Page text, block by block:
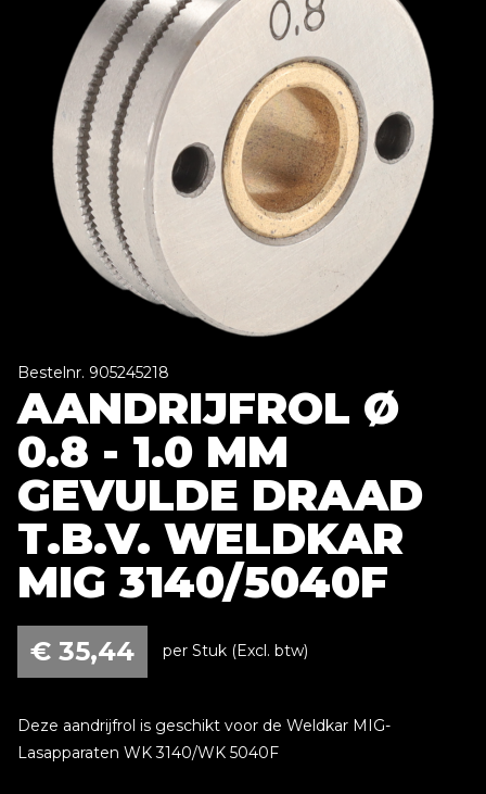
Bestelnr. 905245218
AANDRIJFROL Ø
0.8 - 1.0 MM
GEVULDE DRAAD
T.B.V. WELDKAR
MIG 3140/5040F
€ 35,44 per Stuk (Excl. btw)
Deze aandrijfrol is geschikt voor de Weldkar MIG-
Lasapparaten WK 3140/WK 5040F